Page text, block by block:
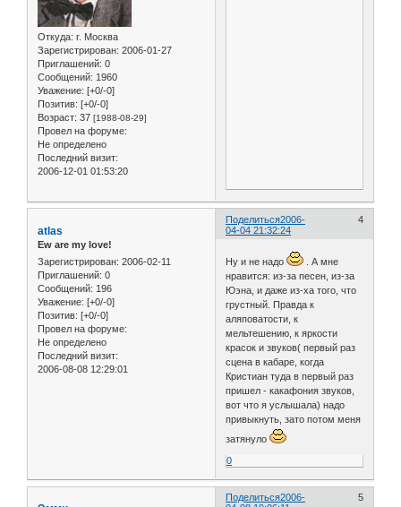
Откуда: г. Москва
Зарегистрирован: 2006-01-27
Приглашений: 0
Сообщений: 1960
Уважение: [+0/-0]
Позитив: [+0/-0]
Возраст: 37 [1988-08-29]
Провел на форуме:
Не определено
Последний визит:
2006-12-01 01:53:20
Поделиться 4
2006-
04-04 21:32:24
atlas
Ew are my love!
Зарегистрирован: 2006-02-11
Приглашений: 0
Сообщений: 196
Уважение: [+0/-0]
Позитив: [+0/-0]
Провел на форуме:
Не определено
Последний визит:
2006-08-08 12:29:01
Ну и не надо
. А мне
нравится: из-за песен, из-за
Юэна, и даже из-ха того, что
грустный. Правда к
аляповатости, к
мельтешению, к яркости
красок и звуков( первый раз
сцена в кабаре, когда
Кристиан туда в первый раз
пришел - какафония звуков,
вот что я услышала) надо
привыкнуть, зато потом меня
затянуло
0
Поделиться 5
2006-